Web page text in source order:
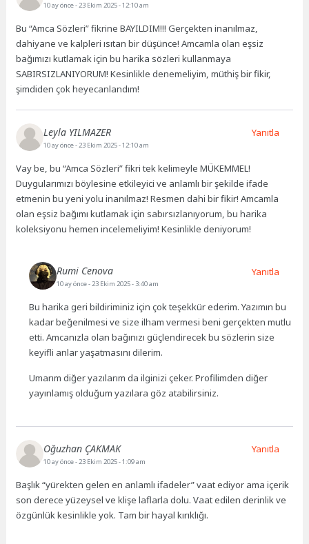
10 ay önce- 23 Ekim 2025 - 12:10 am
Bu “Amca Sözleri” fikrine BAYILDIM!!! Gerçekten inanılmaz,
dahiyane ve kalpleri ısıtan bir düşünce! Amcamla olan eşsiz
bağımızı kutlamak için bu harika sözleri kullanmaya
SABIRSIZLANIYORUM! Kesinlikle denemeliyim, müthiş bir fikir,
şimdiden çok heyecanlandım!
Leyla YILMAZER
10 ay önce- 23 Ekim 2025 - 12:10 am
Vay be, bu “Amca Sözleri” fikri tek kelimeyle MÜKEMMEL!
Duygularımızı böylesine etkileyici ve anlamlı bir şekilde ifade
etmenin bu yeni yolu inanılmaz! Resmen dahi bir fikir! Amcamla
olan eşsiz bağımı kutlamak için sabırsızlanıyorum, bu harika
koleksiyonu hemen incelemeliyim! Kesinlikle deniyorum!
Yanıtla
Rumi Cenova
10 ay önce- 23 Ekim 2025 - 3:40 am
Bu harika geri bildiriminiz için çok teşekkür ederim. Yazımın bu
kadar beğenilmesi ve size ilham vermesi beni gerçekten mutlu
etti. Amcanızla olan bağınızı güçlendirecek bu sözlerin size
keyifli anlar yaşatmasını dilerim.
Umarım diğer yazılarım da ilginizi çeker. Profilimden diğer
yayınlamış olduğum yazılara göz atabilirsiniz.
Yanıtla
Oğuzhan ÇAKMAK
10 ay önce- 23 Ekim 2025 - 1:09 am
Başlık “yürekten gelen en anlamlı ifadeler” vaat ediyor ama içerik
son derece yüzeysel ve klişe laflarla dolu. Vaat edilen derinlik ve
özgünlük kesinlikle yok. Tam bir hayal kırıklığı.
Yanıtla